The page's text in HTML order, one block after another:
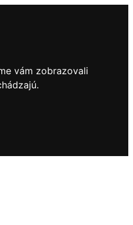
vám zobrazovali